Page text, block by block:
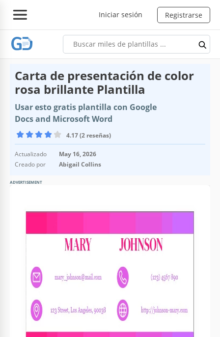
Iniciar sesión Registrarse
Carta de presentación de color
rosa brillante Plantilla
Usar esto gratis plantilla con Google
Docs and Microsoft Word
4.17 (2 reseñas)
Actualizado
May 16, 2026
Creado por
Abigail Collins
ADVERTISEMENT